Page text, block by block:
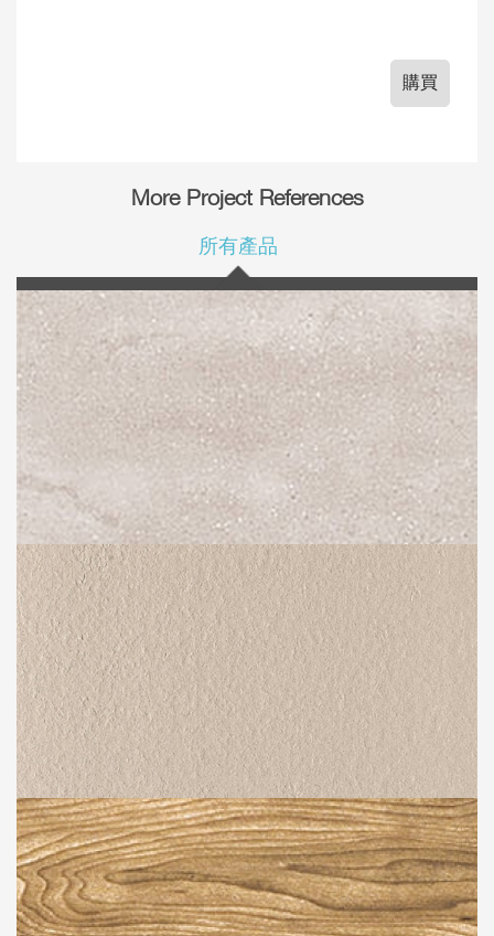
購買
More Project References
所有產品